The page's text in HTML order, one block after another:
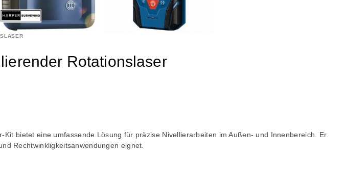
Rotationslaser
bietet eine umfassende Lösung für präzise Nivellierarbeiten im Außen- und Innenbereich. Er
Rechtwinkligkeitsanwendungen eignet.